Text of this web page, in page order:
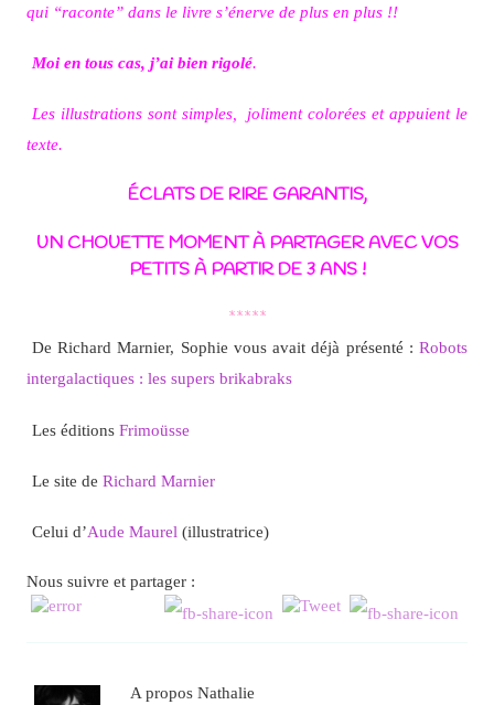
qui “raconte” dans le livre s’énerve de plus en plus !!
Moi en tous cas, j’ai bien rigolé.
Les illustrations sont simples, joliment colorées et appuient le
texte.
ÉCLATS DE RIRE GARANTIS,
UN CHOUETTE MOMENT À PARTAGER AVEC VOS
PETITS À PARTIR DE 3 ANS !
*****
De Richard Marnier, Sophie vous avait déjà présenté :Robots
intergalactiques : les supers brikabraks
Les éditions Frimoüsse
Le site de Richard Marnier
Celui d’Aude Maurel (illustratrice)
Nous suivre et partager :
A propos Nathalie